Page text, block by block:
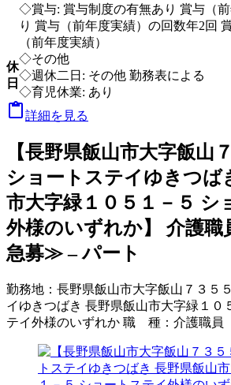
◇賞与: 賞与制度の有無あり 賞与（
り 賞与（前年度実績）の回数年2回
（前年度実績）
休
日
◇その他
◇週休二日: その他 勤務表による
◇育児休業: あり
詳細を見る
【長野県飯山市大字飯山
ショートステイゆきつば
市大字緑１０５１－５ シ
外様のいずれか】 介護
急募≫ – パート
勤務地： 長野県飯山市大字飯山７３５
イゆきつばき 長野県飯山市大字緑１０
テイ外様のいずれか 職 種： 介護職員